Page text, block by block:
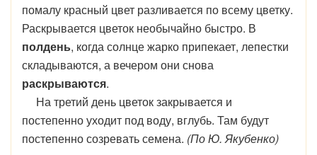
помалу красный цвет разливается по всему цветку.
Раскрывается цветок необычайно быстро. В
полдень, когда солнце жарко припекает, лепестки
складываются, а вечером они снова
раскрываются.
На третий день цветок закрывается и
постепенно уходит под воду, вглубь. Там будут
постепенно созревать семена. (По Ю. Якубенко)